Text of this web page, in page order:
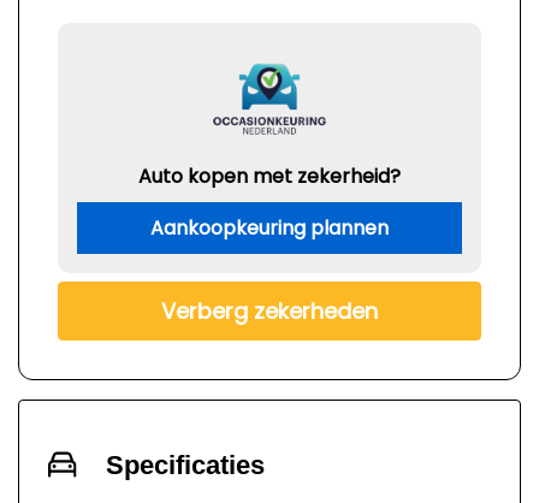
Auto kopen met zekerheid?
Aankoopkeuring plannen
Verberg zekerheden
Specificaties